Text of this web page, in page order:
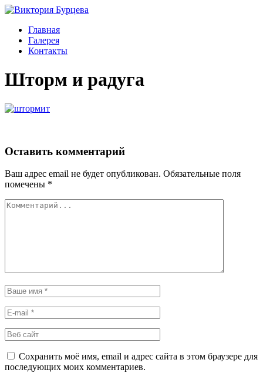
Главная
Галерея
Контакты
Шторм и радуга
Оставить комментарий
Ваш адрес email не будет опубликован. Обязательные поля
помечены *
Сохранить моё имя, email и адрес сайта в этом браузере для
последующих моих комментариев.